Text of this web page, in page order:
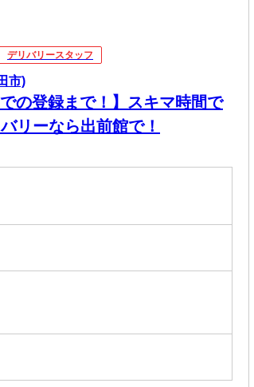
デリバリースタッフ
市)
の登録まで！】スキマ時間で
リーなら出前館で！